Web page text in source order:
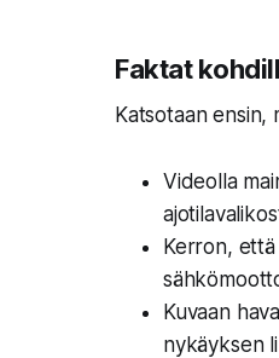
Faktat
Katsotaan ensin,
Videolla
Kerron,
Kuvaan
nykäyksen